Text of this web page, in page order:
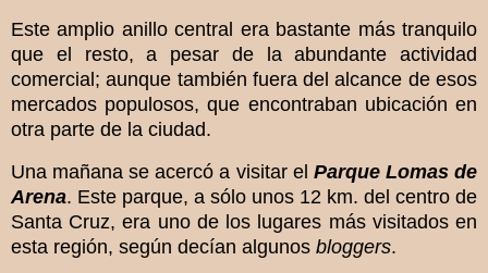
Este amplio anillo central era bastante más tranquilo
que el resto, a pesar de la abundante actividad
comercial; aunque también fuera del alcance de esos
mercados populosos, que encontraban ubicación en
otra parte de la ciudad.
Una mañana se acercó a visitar el Parque Lomas de
Arena. Este parque, a sólo unos 12 km. del centro de
Santa Cruz, era uno de los lugares más visitados en
esta región, según decían algunos bloggers.